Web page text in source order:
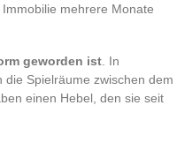
mehrere Monate
geworden ist . In
Spielräume zwischen dem
einen Hebel, den sie seit